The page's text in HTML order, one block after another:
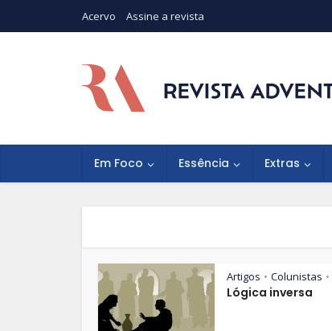
Acervo Assine a revista
Em Foco Essência Extras
Artigos • Colunistas •
Lógica inversa